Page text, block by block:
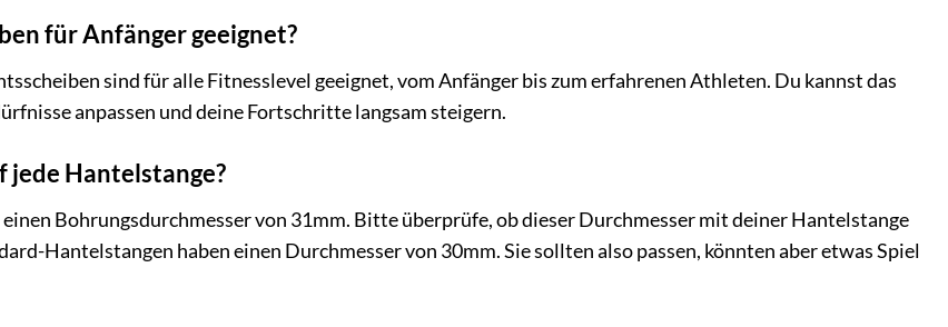
für Anfänger geeignet?
sind für alle Fitnesslevel geeignet, vom Anfänger bis zum erfahrenen Athleten. Du kannst das
anpassen und deine Fortschritte langsam steigern.
jede Hantelstange?
Bohrungsdurchmesser von 31mm. Bitte überprüfe, ob dieser Durchmesser mit deiner Hantelstange
Hantelstangen haben einen Durchmesser von 30mm. Sie sollten also passen, könnten aber etwas Spiel